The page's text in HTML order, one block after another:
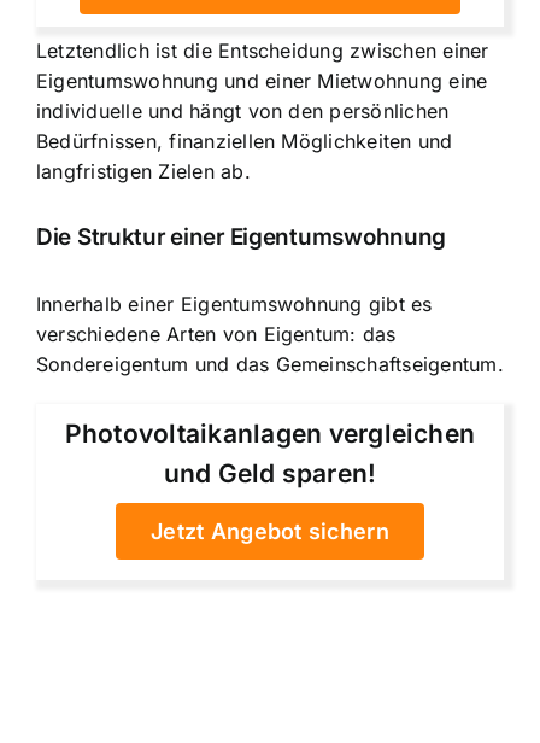
Letztendlich ist die Entscheidung zwischen einer
Eigentumswohnung und einer Mietwohnung eine
individuelle und hängt von den persönlichen
Bedürfnissen, finanziellen Möglichkeiten und
langfristigen Zielen ab.
Die Struktur einer Eigentumswohnung
Innerhalb einer Eigentumswohnung gibt es
verschiedene Arten von Eigentum: das
Sondereigentum und das Gemeinschaftseigentum.
Photovoltaikanlagen vergleichen
und Geld sparen!
Jetzt Angebot sichern